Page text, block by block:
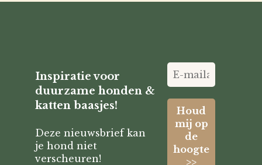
Inspiratie voor
duurzame honden &
katten baasjes!
Deze nieuwsbrief kan
je hond niet
verscheuren!